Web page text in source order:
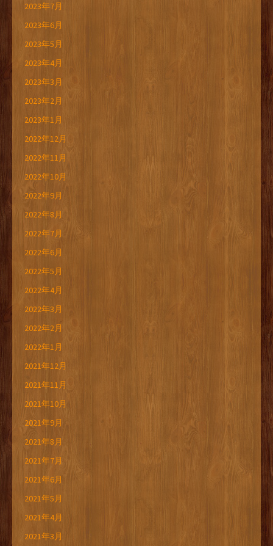
2023年7月
2023年6月
2023年5月
2023年4月
2023年3月
2023年2月
2023年1月
2022年12月
2022年11月
2022年10月
2022年9月
2022年8月
2022年7月
2022年6月
2022年5月
2022年4月
2022年3月
2022年2月
2022年1月
2021年12月
2021年11月
2021年10月
2021年9月
2021年8月
2021年7月
2021年6月
2021年5月
2021年4月
2021年3月